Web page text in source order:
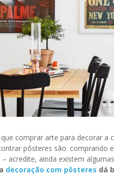
comprar arte para decorar a
pôsteres são: comprando
acredite, ainda existem
a decoração com pôsteres dá